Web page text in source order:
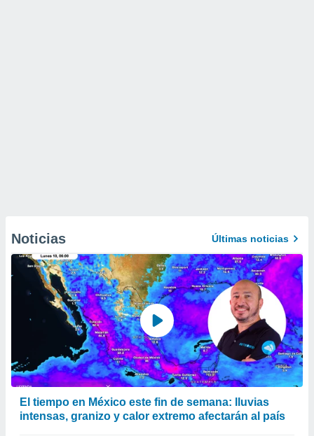
Noticias Últimas noticias
El tiempo en México este fin de semana: lluvias
intensas, granizo y calor extremo afectarán al país